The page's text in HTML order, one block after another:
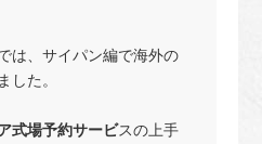
は、サイパン編で海外の
した。
式場予約サービスの上手